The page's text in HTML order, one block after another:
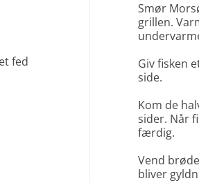
fed
Smør
grillen.
Giv fisken
side.
Kom de
sider. Når
færdig.
Vend
bliver